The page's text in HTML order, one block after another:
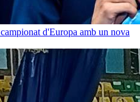
d'Europa amb un nova